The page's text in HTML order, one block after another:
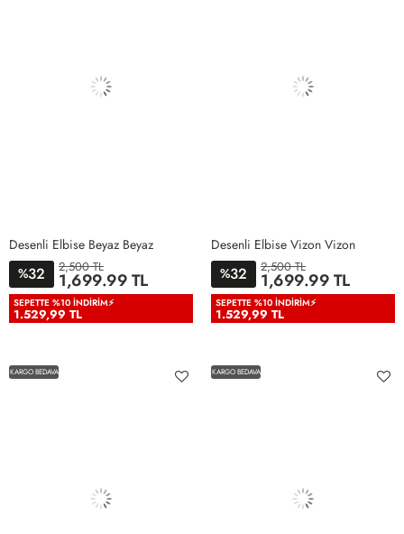
38 40 42 44 46
Desenli Elbise Beyaz Beyaz
%32 2,500 TL
1,699.99 TL
SEPETTE %10 İNDIRIM⚡
1.529,99 TL
38 40 42 44 46
Desenli Elbise Vizon Vizon
%32 2,500 TL
1,699.99 TL
SEPETTE %10 İNDIRIM⚡
1.529,99 TL
KARGO BEDAVA KARGO BEDAVA